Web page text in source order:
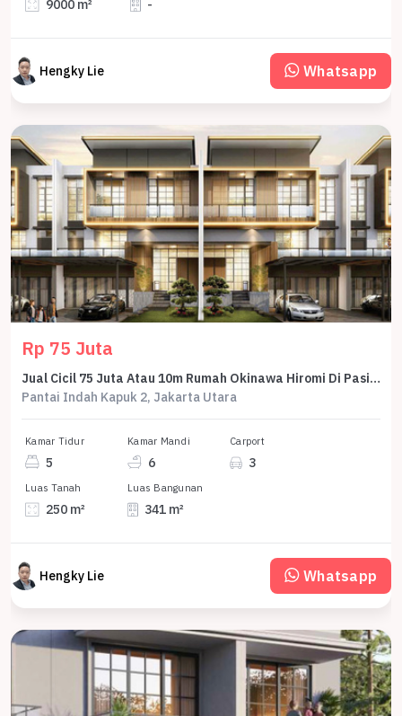
9000 m² -
Hengky Lie Whatsapp
Rp 75 Juta
Jual Cicil 75 Juta Atau 10m Rumah Okinawa Hiromi Di Pasir Putih Residence Pik2 - Sell House Cluster Okinawa 10x25 Hiromi At Pasir Putih Residences Pik 2
Pantai Indah Kapuk 2, Jakarta Utara
Kamar Tidur
5
Kamar Mandi
6
Carport
3
Luas Tanah
250 m²
Luas Bangunan
341 m²
Hengky Lie Whatsapp